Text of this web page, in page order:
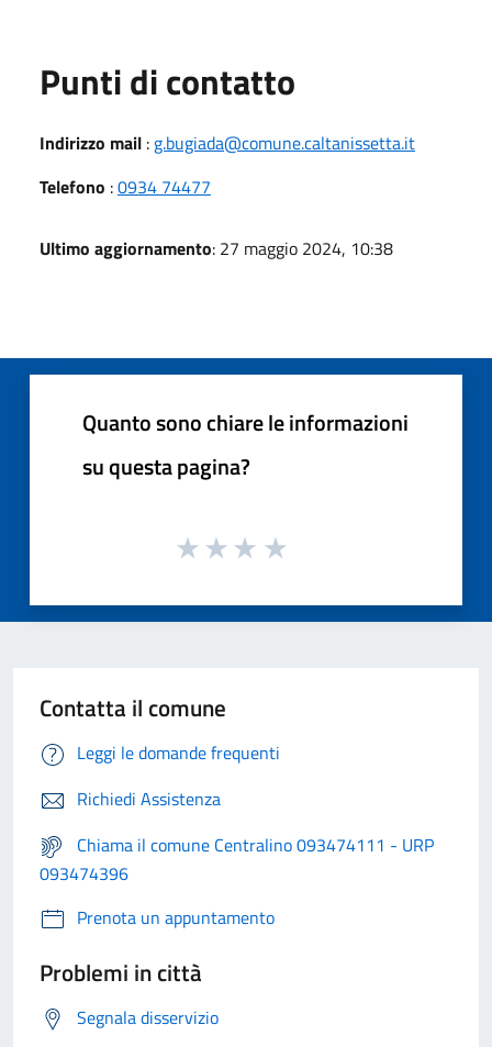
Punti di contatto
Indirizzo mail : g.bugiada@comune.caltanissetta.it
Telefono :0934 74477
Ultimo aggiornamento: 27 maggio 2024, 10:38
Quanto sono chiare le informazioni
su questa pagina?
Contatta il comune
Leggi le domande frequenti
Richiedi Assistenza
Chiama il comune Centralino 093474111 - URP
093474396
Prenota un appuntamento
Problemi in città
Segnala disservizio